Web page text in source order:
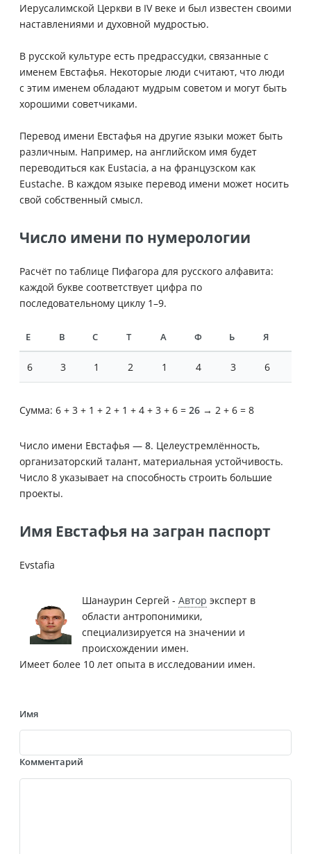
Иерусалимской Церкви в IV веке и был известен своими
наставлениями и духовной мудростью.
В русской культуре есть предрассудки, связанные с
именем Евстафья. Некоторые люди считают, что люди
с этим именем обладают мудрым советом и могут быть
хорошими советчиками.
Перевод имени Евстафья на другие языки может быть
различным. Например, на английском имя будет
переводиться как Eustacia, а на французском как
Eustache. В каждом языке перевод имени может носить
свой собственный смысл.
Число имени по нумерологии
Расчёт по таблице Пифагора для русского алфавита:
каждой букве соответствует цифра по
последовательному циклу 1–9.
Е В С Т А Ф Ь Я
6 3 1 2 1 4 3 6
Сумма: 6 + 3 + 1 + 2 + 1 + 4 + 3 + 6 = 26 → 2 + 6 = 8
Число имени Евстафья — 8. Целеустремлённость,
организаторский талант, материальная устойчивость.
Число 8 указывает на способность строить большие
проекты.
Имя Евстафья на загран паспорт
Evstafia
Шанаурин Сергей - Автор эксперт в
области антропонимики,
специализируется на значении и
происхождении имен.
Имеет более 10 лет опыта в исследовании имен.
Имя
Комментарий